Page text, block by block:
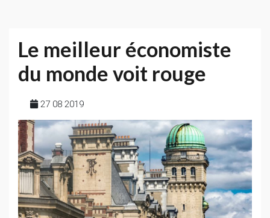
Le meilleur économiste
du monde voit rouge
27 08 2019